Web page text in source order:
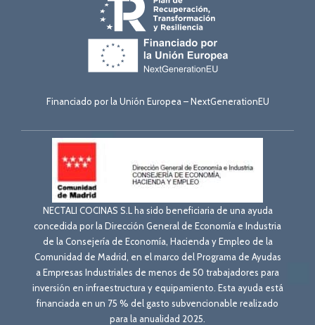
Financiado por la Unión Europea – NextGenerationEU
NECTALI COCINAS S.L ha sido beneficiaria de una ayuda
concedida por la Dirección General de Economía e Industria
de la Consejería de Economía, Hacienda y Empleo de la
Comunidad de Madrid, en el marco del Programa de Ayudas
a Empresas Industriales de menos de 50 trabajadores para
inversión en infraestructura y equipamiento. Esta ayuda está
financiada en un 75 % del gasto subvencionable realizado
para la anualidad 2025.